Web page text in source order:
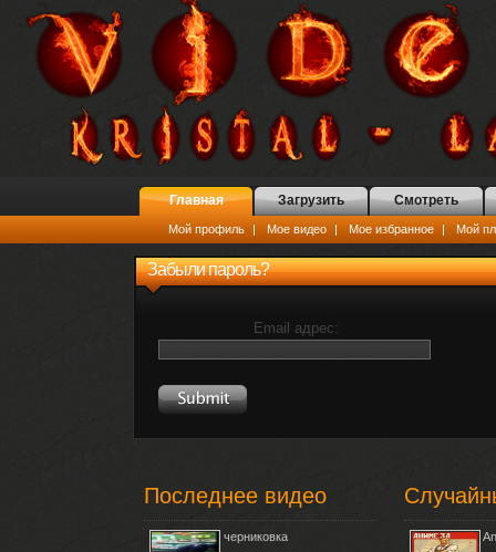
Главная Загрузить Смотреть
Мой профиль | Мое видео | Мое избранное | Мой
Забыли пароль?
Email адрес:
Последнее видео
черниковка